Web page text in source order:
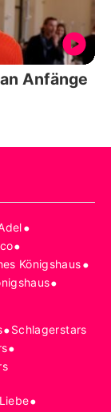
Anfänge
•
•
Königshaus•
•
•Schlagerstars
•
Liebe•